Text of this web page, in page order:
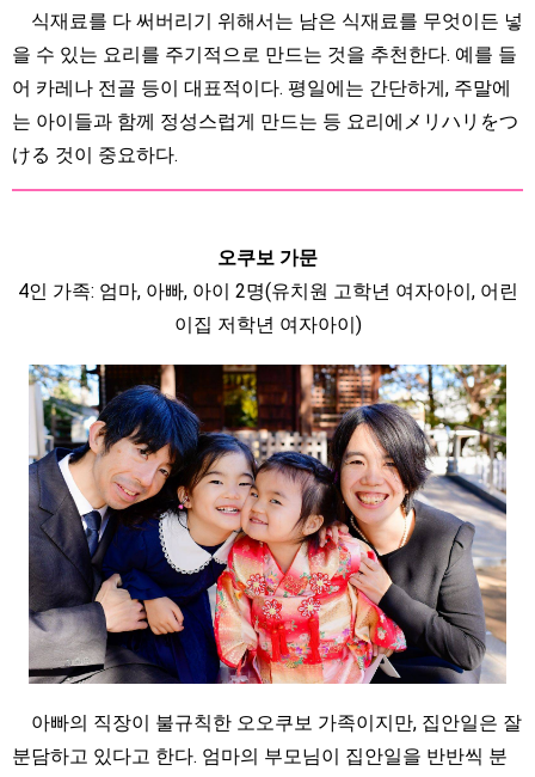
식재료를 다 써버리기 위해서는 남은 식재료를 무엇이든 넣
을 수 있는 요리를 주기적으로 만드는 것을 추천한다. 예를 들
어 카레나 전골 등이 대표적이다. 평일에는 간단하게, 주말에
는 아이들과 함께 정성스럽게 만드는 등 요리에メリハリをつ
ける 것이 중요하다.
오쿠보 가문
4인 가족: 엄마, 아빠, 아이 2명(유치원 고학년 여자아이, 어린
이집 저학년 여자아이)
아빠의 직장이 불규칙한 오오쿠보 가족이지만, 집안일은 잘
분담하고 있다고 한다. 엄마의 부모님이 집안일을 반반씩 분